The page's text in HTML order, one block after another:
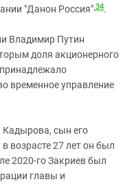
"Данон Россия" 34.
Владимир Путин
доля акционерного
временное управление
Кадырова, сын его
возрасте 27 лет он был
2020-го Закриев был
главы и